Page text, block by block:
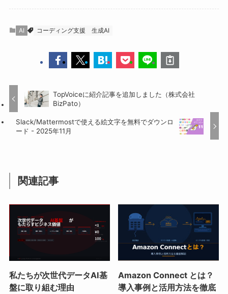
AI コーディング支援 生成AI
TopVoiceに紹介記事を追加しました（株式会社
BizPato）
Slack/Mattermostで使える絵文字を無料でダウンロ
ード - 2025年11月
関連記事
私たちが次世代データAI基
盤に取り組む理由
Amazon Connect とは？
導入事例と活用方法を徹底